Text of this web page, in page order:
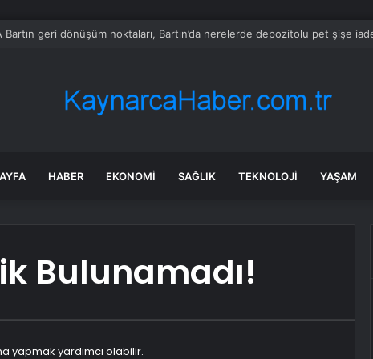
Bartın geri dönüşüm noktaları, Bartın’da nerelerde depozitolu pet şişe
HABER EKONOMI SAĞLIK TEKNOLOJI YAŞAM
Bulunamadı!
yapmak yardımcı olabilir.